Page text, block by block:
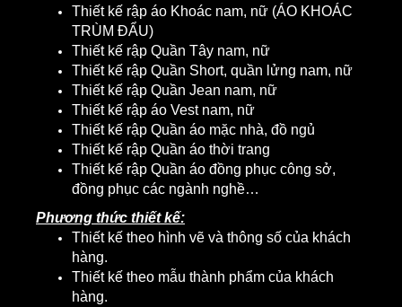
Thiết kế rập áo Khoác nam, nữ (ÁO KHOÁC
TRÙM ĐẨU)
Thiết kế rập Quần Tây nam, nữ
Thiết kế rập Quần Short, quần lửng nam, nữ
Thiết kế rập Quần Jean nam, nữ
Thiết kế rập áo Vest nam, nữ
Thiết kế rập Quần áo mặc nhà, đồ ngủ
Thiết kế rập Quần áo thời trang
Thiết kế rập Quần áo đồng phục công sở,
đồng phục các ngành nghề…
Phương thức thiết kế:
Thiết kế theo hình vẽ và thông số của khách
hàng.
Thiết kế theo mẫu thành phẩm của khách
hàng.